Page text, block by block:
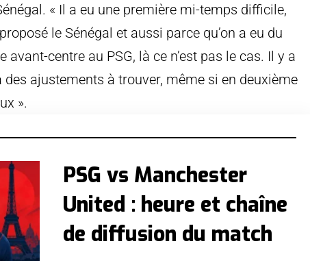
« Il a eu une première mi-temps difficile,
le Sénégal et aussi parce qu’on a eu du
centre au PSG, là ce n’est pas le cas. Il y a
ajustements à trouver, même si en deuxième
».
PSG vs Manchester
United : heure et chaîne
de diffusion du match